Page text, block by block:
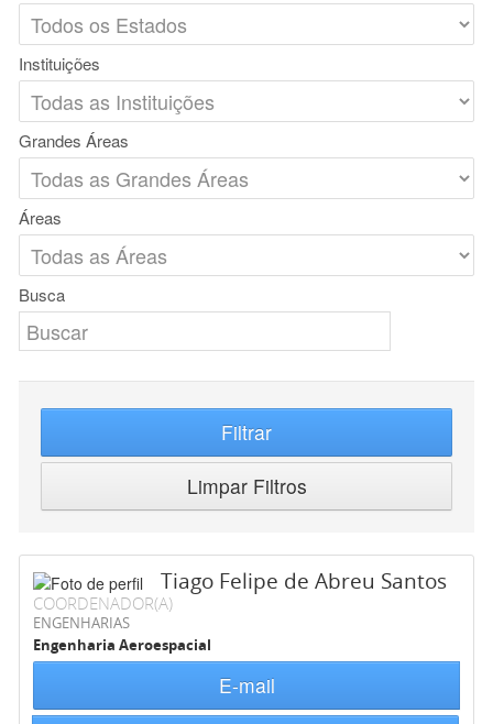
Instituições
Grandes Áreas
Áreas
Busca
Filtrar
Limpar Filtros
Tiago Felipe de Abreu Santos
COORDENADOR(A)
ENGENHARIAS
Engenharia Aeroespacial
E-mail